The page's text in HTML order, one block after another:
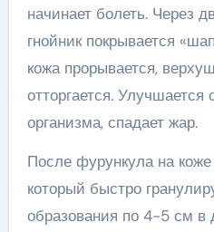
начинает болеть. Через
гнойник покрывается
кожа прорывается,
отторгается.
организма, спадает жар.
После фурункула на коже
который быстро
образования по 4-5 см в